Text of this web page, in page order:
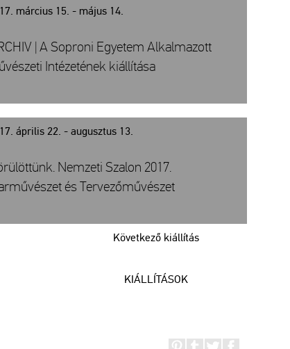
március 15. - május 14.
| A Soproni Egyetem Alkalmazott
Intézetének kiállítása
április 22. - augusztus 13.
Következő kiállítás
Nemzeti Szalon 2017.
és Tervezőművészet
KIÁLLÍTÁSOK